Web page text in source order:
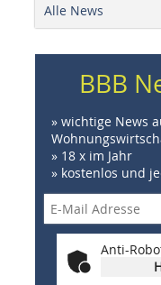
Alle News
BBB
» wichtige News
» 18 x im Jahr
» kostenlos und
Anti-